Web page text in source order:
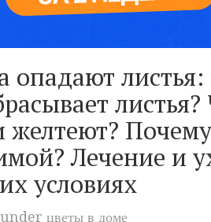
опадают
листья?
желтеют?
Лечение и
условиях
under цветы в доме